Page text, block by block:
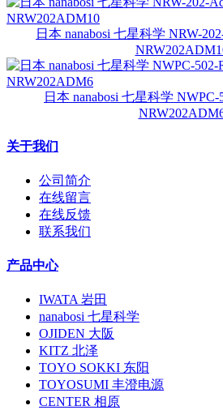
日本 nanabosi 七星科学 NRW-
日本 nanabosi 七星科学
关于我们
公司简介
在线留言
在线反馈
联系我们
产品中心
IWATA 岩田
nanabosi 七星科学
OJIDEN 大阪
KITZ 北泽
TOYO SOKKI 东阳
TOYOSUMI 丰澄电源
CENTER 相原